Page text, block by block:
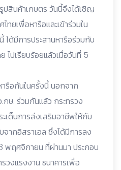
ปสินค้าเกษตร วันนี้จึงได้เชิญ
ทยเพื่อหารือและเข้าร่วมใน
ด้มีการประสานหารือร่วมกับ
ไปเรียบร้อยแล้วเมื่อวันที่ 5
รือกันในครั้งนี้ นอกจาก
ษ. ร่วมกันแล้ว กระทรวง
เด็นการส่งเสริมอาชีพให้กับ
ากอิสราเอล ซึ่งได้มีการลง
พฤศจิกายน ที่ผ่านมา ประกอบ
วงแรงงาน ธนาคารเพื่อ